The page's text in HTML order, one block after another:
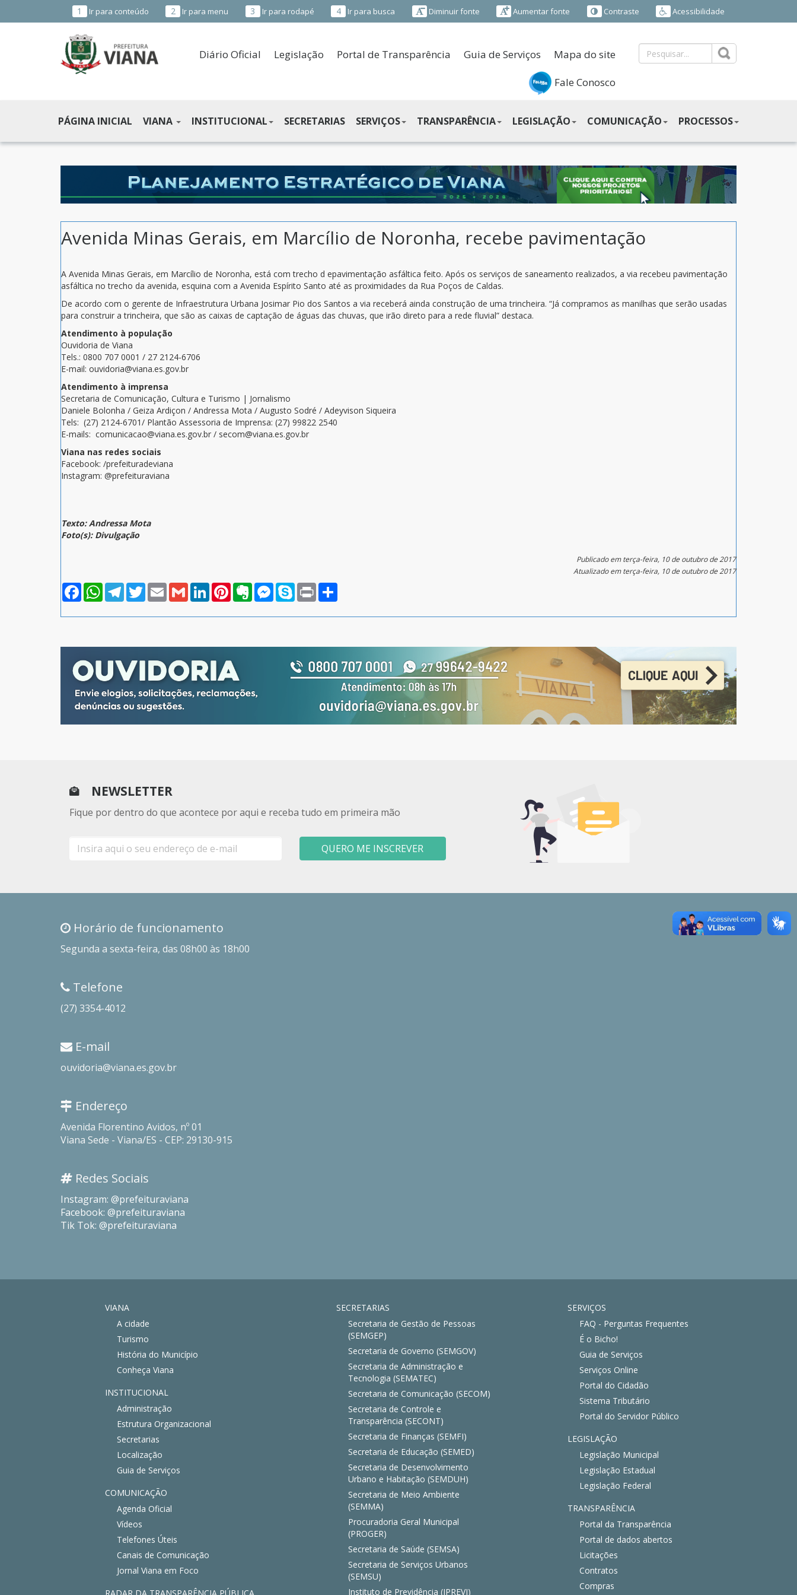
1 Ir para conteúdo 2 Ir para menu 3 Ir para rodapé 4 Ir para busca Diminuir fonte Aumentar fonte Contraste Acessibilidade
MUNICIPAL
DE
VIANA
ES
Diário Oficial Legislação Portal de Transparência Guia de Serviços Mapa do site
Fale Conosco
PÁGINA INICIAL VIANA INSTITUCIONAL SECRETARIAS SERVIÇOS TRANSPARÊNCIA LEGISLAÇÃO COMUNICAÇÃO PROCESSOS
Avenida Minas Gerais, em Marcílio de Noronha, recebe pavimentação
A Avenida Minas Gerais, em Marcílio de Noronha, está com trecho d epavimentação asfáltica feito. Após os serviços de saneamento realizados, a via recebeu pavimentação
asfáltica no trecho da avenida, esquina com a Avenida Espírito Santo até as proximidades da Rua Poços de Caldas.
De acordo com o gerente de Infraestrutura Urbana Josimar Pio dos Santos a via receberá ainda construção de uma trincheira. “Já compramos as manilhas que serão usadas
para construir a trincheira, que são as caixas de captação de águas das chuvas, que irão direto para a rede fluvial” destaca.
Atendimento à população
Ouvidoria de Viana
Tels.: 0800 707 0001 / 27 2124-6706
E-mail: ouvidoria@viana.es.gov.br
Atendimento à imprensa
Secretaria de Comunicação, Cultura e Turismo | Jornalismo
Daniele Bolonha / Geiza Ardiçon / Andressa Mota / Augusto Sodré / Adeyvison Siqueira
Tels: (27) 2124-6701/ Plantão Assessoria de Imprensa: (27) 99822 2540
E-mails: comunicacao@viana.es.gov.br / secom@viana.es.gov.br
Viana nas redes sociais
Facebook: /prefeituradeviana
Instagram: @prefeituraviana
Texto: Andressa Mota
Foto(s): Divulgação
Publicado em terça-feira, 10 de outubro de 2017
Atualizado em terça-feira, 10 de outubro de 2017
FacebookWhatsAppTelegramTwitterEmail Gmail LinkedInPinterestEvernoteMessenger
Skype Print
NEWSLETTER
Fique por dentro do que acontece por aqui e receba tudo em primeira mão
mail
QUERO ME INSCREVER
Horário de funcionamento
Segunda a sexta-feira, das 08h00 às 18h00
Telefone
(27) 3354-4012
E-mail
ouvidoria@viana.es.gov.br
Endereço
Avenida Florentino Avidos, nº 01
Viana Sede - Viana/ES - CEP: 29130-915
Redes Sociais
Instagram: @prefeituraviana
Facebook: @prefeituraviana
Tik Tok: @prefeituraviana
VIANA
A cidade
Turismo
História do Município
Conheça Viana
INSTITUCIONAL
Administração
Estrutura Organizacional
Secretarias
Localização
Guia de Serviços
COMUNICAÇÃO
Agenda Oficial
Vídeos
Telefones Úteis
Canais de Comunicação
Jornal Viana em Foco
SECRETARIAS
Secretaria de Gestão de Pessoas
(SEMGEP)
Secretaria de Governo (SEMGOV)
Secretaria de Administração e
Tecnologia (SEMATEC)
Secretaria de Comunicação (SECOM)
Secretaria de Controle e
Transparência (SECONT)
Secretaria de Finanças (SEMFI)
Secretaria de Educação (SEMED)
Secretaria de Desenvolvimento
Urbano e Habitação (SEMDUH)
Secretaria de Meio Ambiente
(SEMMA)
Procuradoria Geral Municipal
(PROGER)
Secretaria de Saúde (SEMSA)
Secretaria de Serviços Urbanos
(SEMSU)
Instituto de Previdência (IPREVI)
SERVIÇOS
FAQ - Perguntas Frequentes
É o Bicho!
Guia de Serviços
Serviços Online
Portal do Cidadão
Sistema Tributário
Portal do Servidor Público
LEGISLAÇÃO
Legislação Municipal
Legislação Estadual
Legislação Federal
TRANSPARÊNCIA
Portal da Transparência
Portal de dados abertos
Licitações
Contratos
Compras